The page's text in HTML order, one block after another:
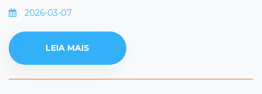
2026-03-07
LEIA MAIS